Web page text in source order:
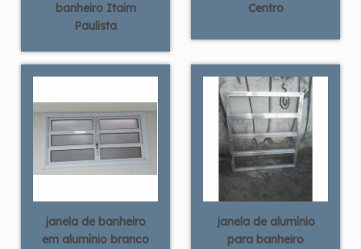
banheiro Itaim
Paulista
Centro
janela de banheiro
em alumínio branco
janela de alumínio
para banheiro